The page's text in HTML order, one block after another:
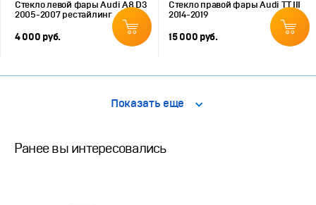
Стекло левой фары Audi A8 D3
2005-2007 рестайлинг
4 000 руб.
Стекло правой фары Audi TT III
2014-2019
15 000 руб.
Показать еще
Ранее вы интересовались